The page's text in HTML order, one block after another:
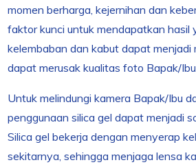
momen berharga, kejernihan dan
faktor kunci untuk mendapatkan hasil
kelembaban dan kabut dapat menjadi
dapat merusak kualitas foto Bapak/Ibu.
Untuk melindungi kamera Bapak/Ibu
penggunaan silica gel dapat menjadi
Silica gel bekerja dengan menyerap
sekitarnya, sehingga menjaga lensa